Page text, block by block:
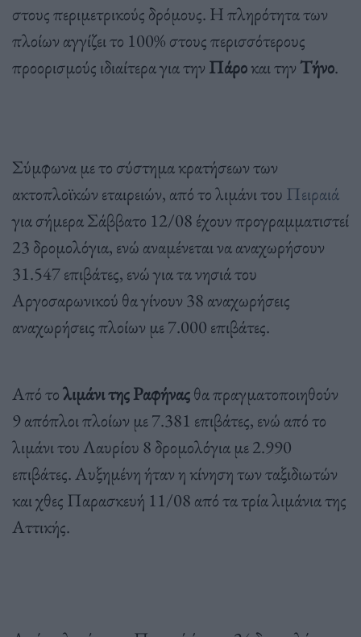
στους περιμετρικούς δρόμους. Η πληρότητα των
πλοίων αγγίζει το 100% στους περισσότερους
προορισμούς ιδιαίτερα για την Πάροκαι την Τήνο.
Σύμφωνα με το σύστημα κρατήσεων των
ακτοπλοϊκών εταιρειών, από το λιμάνι του Πειραιά
για σήμερα Σάββατο 12/08 έχουν προγραμματιστεί
23 δρομολόγια, ενώ αναμένεται να αναχωρήσουν
31.547 επιβάτες, ενώ για τα νησιά του
Αργοσαρωνικού θα γίνουν 38 αναχωρήσεις
αναχωρήσεις πλοίων με 7.000 επιβάτες.
Από τολιμάνι της Ραφήναςθα πραγματοποιηθούν
9 απόπλοι πλοίων με 7.381 επιβάτες, ενώ από το
λιμάνι του Λαυρίου 8 δρομολόγια με 2.990
επιβάτες. Αυξημένη ήταν η κίνηση των ταξιδιωτών
και χθες Παρασκευή 11/08 από τα τρία λιμάνια της
Αττικής.